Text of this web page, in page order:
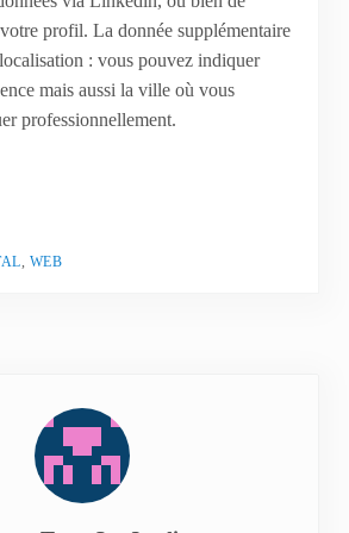
profil. La donnée supplémentaire
: vous pouvez indiquer
mais aussi la ville où vous
professionnellement.
WEB